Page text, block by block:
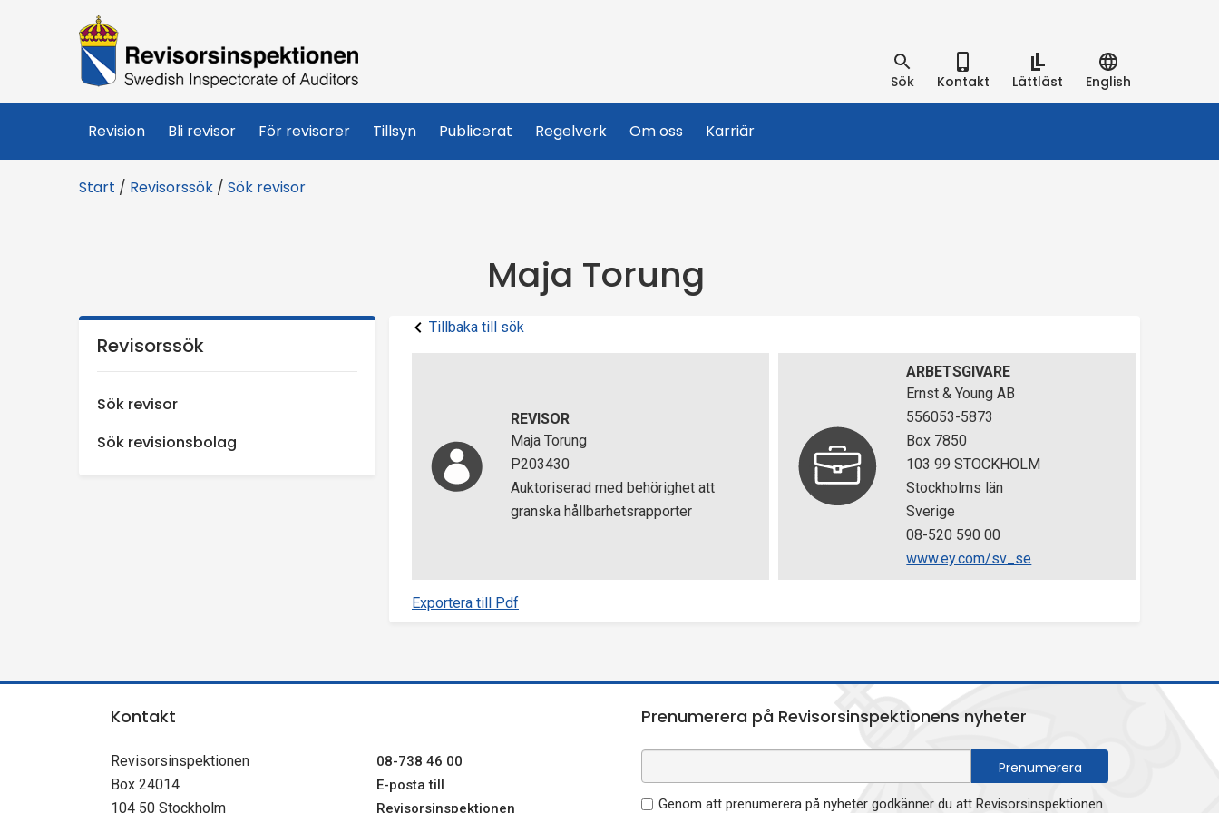
R
e
v
i
r
n
t
Sök Kontakt Lättläst English
Revision Bli revisor För revisorer Tillsyn Publicerat Regelverk Om oss Karriär
Start / Revisorssök / Sök revisor
Maja Torung
Tillbaka till sök
REVISOR
Maja Torung
P203430
Auktoriserad med behörighet att
granska hållbarhetsrapporter
ARBETSGIVARE
Ernst & Young AB
556053-5873
Box 7850
103 99 STOCKHOLM
Stockholms län
Sverige
08-520 590 00
www.ey.com/sv_se
Exportera till Pdf
Revisorssök
Sök revisor
Sök revisionsbolag
Kontakt
Revisorsinspektionen
Box 24014
104 50 Stockholm
08-738 46 00
E-posta till
Revisorsinspektionen
Prenumerera på Revisorsinspektionens nyheter
Genom att prenumerera på nyheter godkänner du att Revisorsinspektionen